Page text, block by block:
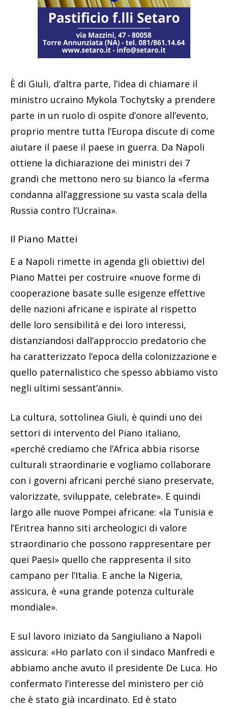
È di Giuli, d’altra parte, l’idea di chiamare il
ministro ucraino Mykola Tochytsky a prendere
parte in un ruolo di ospite d’onore all’evento,
proprio mentre tutta l’Europa discute di come
aiutare il paese il paese in guerra. Da Napoli
ottiene la dichiarazione dei ministri dei 7
grandi che mettono nero su bianco la «ferma
condanna all’aggressione su vasta scala della
Russia contro l’Ucraina».
Il Piano Mattei
E a Napoli rimette in agenda gli obiettivi del
Piano Mattei per costruire «nuove forme di
cooperazione basate sulle esigenze effettive
delle nazioni africane e ispirate al rispetto
delle loro sensibilità e dei loro interessi,
distanziandosi dall’approccio predatorio che
ha caratterizzato l’epoca della colonizzazione e
quello paternalistico che spesso abbiamo visto
negli ultimi sessant’anni».
La cultura, sottolinea Giuli, è quindi uno dei
settori di intervento del Piano italiano,
«perché crediamo che l’Africa abbia risorse
culturali straordinarie e vogliamo collaborare
con i governi africani perché siano preservate,
valorizzate, sviluppate, celebrate». E quindi
largo alle nuove Pompei africane: «la Tunisia e
l’Eritrea hanno siti archeologici di valore
straordinario che possono rappresentare per
quei Paesi» quello che rappresenta il sito
campano per l’Italia. E anche la Nigeria,
assicura, è «una grande potenza culturale
mondiale».
E sul lavoro iniziato da Sangiuliano a Napoli
assicura: «Ho parlato con il sindaco Manfredi e
abbiamo anche avuto il presidente De Luca. Ho
confermato l’interesse del ministero per ciò
che è stato già incardinato. Ed è stato